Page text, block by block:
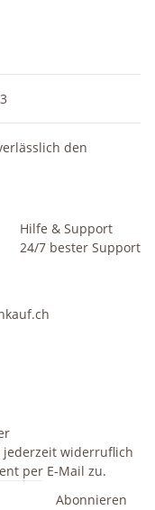
3
den
Hilfe & Support
24/7 bester Support
widerruflich
per E-Mail zu.
Abonnieren